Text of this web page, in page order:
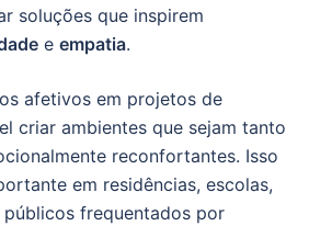
soluções que inspirem
e empatia.
afetivos em projetos de
criar ambientes que sejam tanto
reconfortantes. Isso
em residências, escolas,
frequentados por